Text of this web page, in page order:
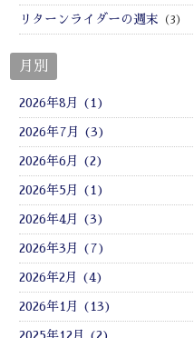
リターンライダーの週末 （3）
月別
2026年8月 (1)
2026年7月 (3)
2026年6月 (2)
2026年5月 (1)
2026年4月 (3)
2026年3月 (7)
2026年2月 (4)
2026年1月 (13)
2025年12月 (2)